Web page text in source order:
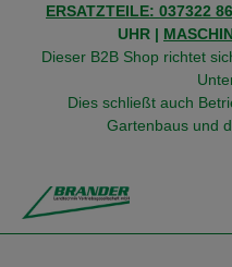
springen
ERSATZTEILE: 037322
UHR |
Dieser B2B Shop richtet
Dies schließt auch
Gartenbaus und